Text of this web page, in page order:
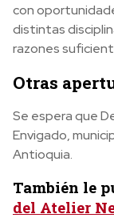
con
distintas
razones
Otras
Se espera que
Envigado,
Antioquia.
También le
del Atelier